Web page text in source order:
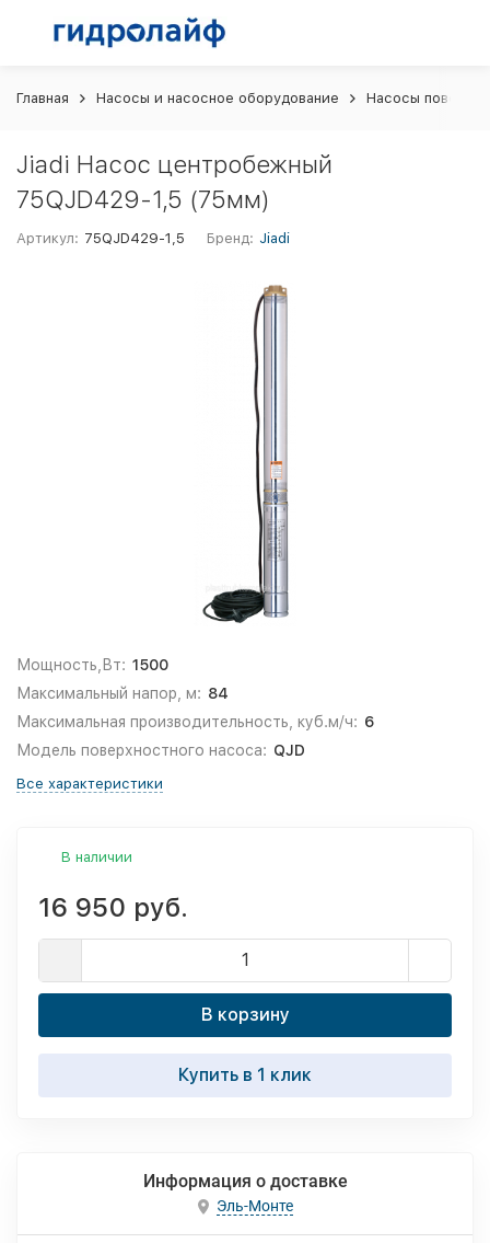
Главная Насосы и насосное оборудование Насосы
Jiadi Насос центробежный
75QJD429-1,5 (75мм)
Артикул: 75QJD429-1,5 Бренд: Jiadi
Мощность,Вт: 1500
Максимальный напор, м: 84
Максимальная производительность, куб.м/ч: 6
Модель поверхностного насоса: QJD
Все характеристики
В наличии
16 950 руб.
В корзину
Купить в 1 клик
Информация о доставке
Эль-Монте